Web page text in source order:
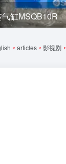
缸MSQB10R
• articles • 影视剧 •